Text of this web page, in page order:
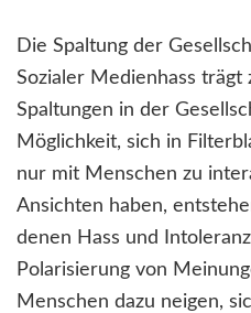
Die Spaltung der
Sozialer Medienhass
Spaltungen in der
Möglichkeit, sich in
nur mit Menschen zu
Ansichten haben,
denen Hass und
Polarisierung von
Menschen dazu neigen,